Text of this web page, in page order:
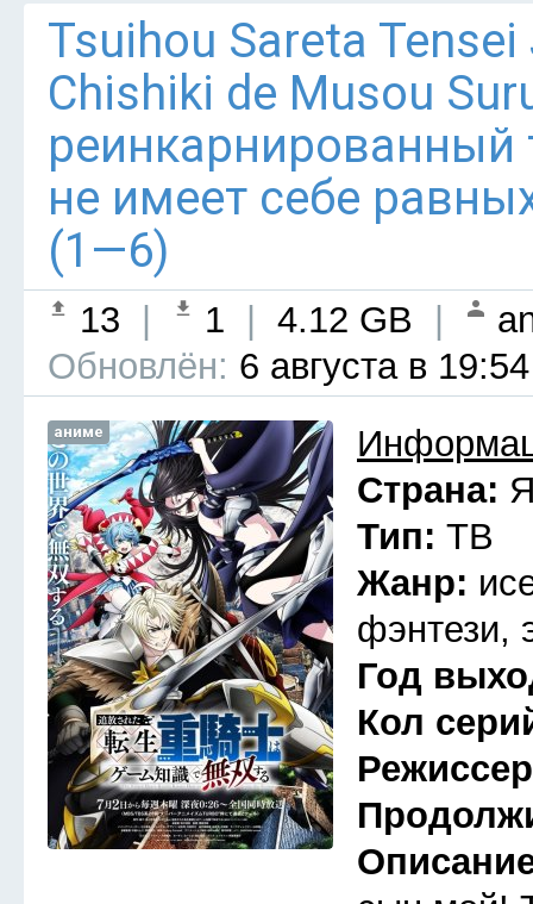
Tsuihou Sareta
Chishiki de Musou
не имеет себе
(1—6)
13 1 4.12 GB
Обновлён: 6 августа в 19:54
аниме
Страна:
Тип: ТВ
Жанр:
фэнтези,
Год
Кол